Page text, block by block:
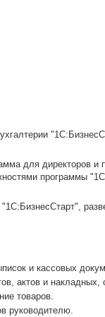
для директоров
программы
и кассовых
актов и накладных,
товаров.
руководителю.